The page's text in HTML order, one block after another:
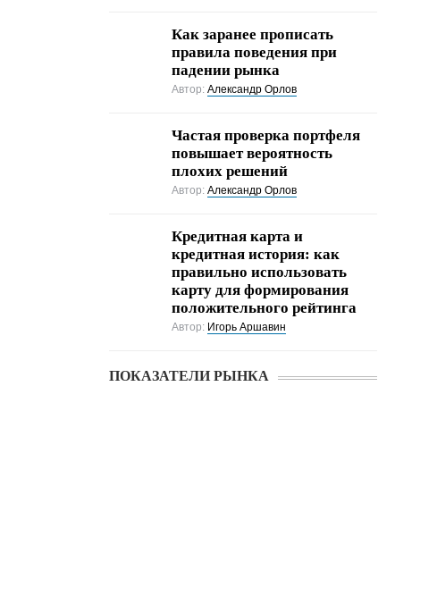
Как заранее прописать
правила поведения при
падении рынка
Автор: Александр Орлов
Частая проверка портфеля
повышает вероятность
плохих решений
Автор: Александр Орлов
Кредитная карта и
кредитная история: как
правильно использовать
карту для формирования
положительного рейтинга
Автор: Игорь Аршавин
ПОКАЗАТЕЛИ РЫНКА